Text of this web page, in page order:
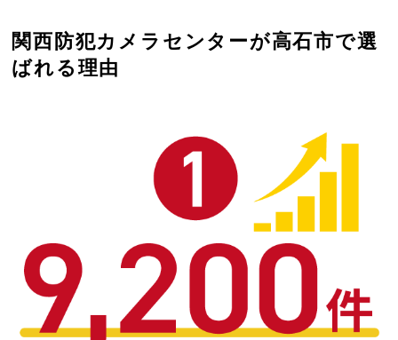
関西防犯カメラセンターが高石市で選
ばれる理由